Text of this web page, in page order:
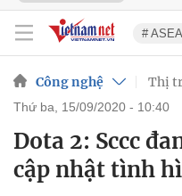
#
Công nghệ Thị
thứ ba, 15/09/2020 - 10:40
Dota 2: Sccc
cập nhật tình